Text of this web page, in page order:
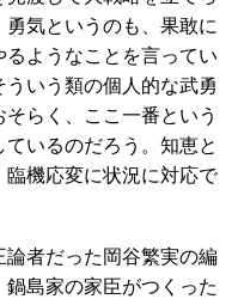
気というのも、果敢に
ようなことを言ってい
いう類の個人的な武勇
らく、ここ一番という
いるのだろう。知恵と
機応変に状況に対応で
論者だった岡谷繁実の編
島家の家臣がつくった